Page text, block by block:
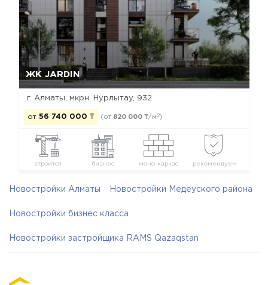
ЖК JARDIN
г. Алматы, мкрн. Нурлытау, 932
от 56 740 000 ₸ (от 820 000 ₸/м 2)
строится бизнес моно-каркас рекомендуем
Да, удалить Отмена
Новостройки Алматы Новостройки Медеуского района
Новостройки бизнес класса
Новостройки застройщика RAMS Qazaqstan